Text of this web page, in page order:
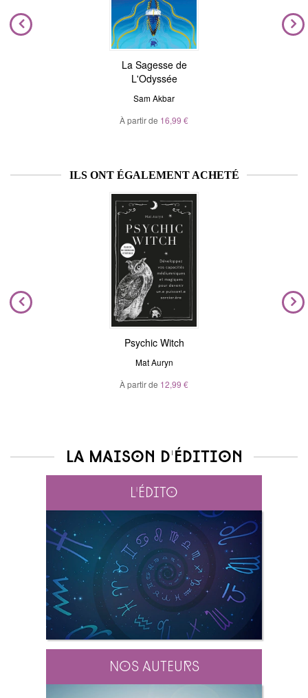
La Sagesse de
L'Odyssée
Sam Akbar
À partir de 16,99 €
ILS ONT ÉGALEMENT ACHETÉ
Psychic Witch
Mat Auryn
À partir de 12,99 €
La maison d'édition
L'édito
Nos auteurs